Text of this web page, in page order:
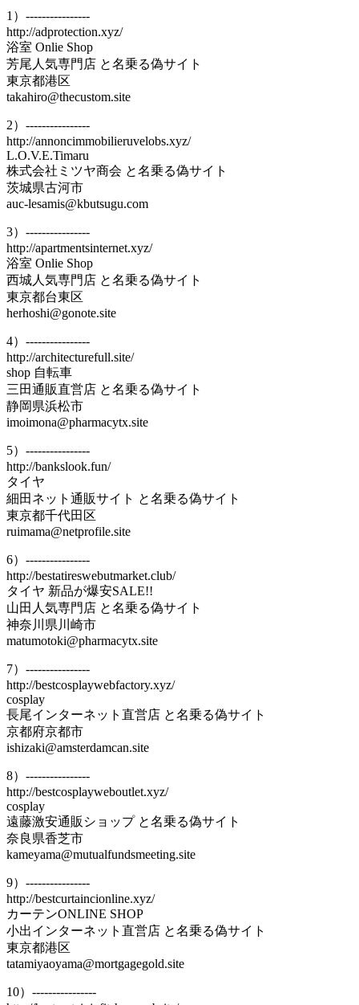
1）----------------
http://adprotection.xyz/
浴室 Onlie Shop
芳尾人気専門店 と名乗る偽サイト
東京都港区
takahiro@thecustom.site
2）----------------
http://annoncimmobilieruvelobs.xyz/
L.O.V.E.Timaru
株式会社ミツヤ商会 と名乗る偽サイト
茨城県古河市
auc-lesamis@kbutsugu.com
3）----------------
http://apartmentsinternet.xyz/
浴室 Onlie Shop
西城人気専門店 と名乗る偽サイト
東京都台東区
herhoshi@gonote.site
4）----------------
http://architecturefull.site/
shop 自転車
三田通販直営店 と名乗る偽サイト
静岡県浜松市
imoimona@pharmacytx.site
5）----------------
http://bankslook.fun/
タイヤ
細田ネット通販サイト と名乗る偽サイト
東京都千代田区
ruimama@netprofile.site
6）----------------
http://bestatireswebutmarket.club/
タイヤ 新品が爆安SALE!!
山田人気専門店 と名乗る偽サイト
神奈川県川崎市
matumotoki@pharmacytx.site
7）----------------
http://bestcosplaywebfactory.xyz/
cosplay
長尾インターネット直営店 と名乗る偽サイト
京都府京都市
ishizaki@amsterdamcan.site
8）----------------
http://bestcosplayweboutlet.xyz/
cosplay
遠藤激安通販ショップ と名乗る偽サイト
奈良県香芝市
kameyama@mutualfundsmeeting.site
9）----------------
http://bestcurtaincionline.xyz/
カーテンONLINE SHOP
小出インターネット直営店 と名乗る偽サイト
東京都港区
tatamiyaoyama@mortgagegold.site
10）----------------